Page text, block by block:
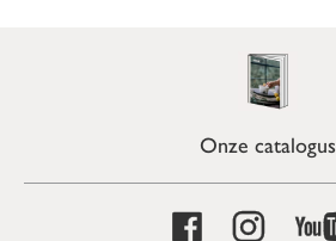
Onze catalogus